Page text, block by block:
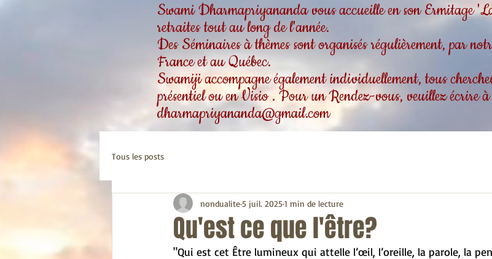
Swami Dharmapriyananda vous accueille en son Ermitage
retraites tout au long de l'année.
Des Séminaires à thèmes sont organisés régulièrement, par
France et au Québec.
Swamiji accompagne également individuellement, tous
présentiel ou en Visio . Pour un Rendez-vous, veuillez écrire à
dharmapriyananda@gmail.com
Tous les posts
Qu'est ce que l'être?
nondualite5 juil. 20251 min de lecture
"Qui est cet Être lumineux qui attelle l’œil, l’oreille, la parole, la